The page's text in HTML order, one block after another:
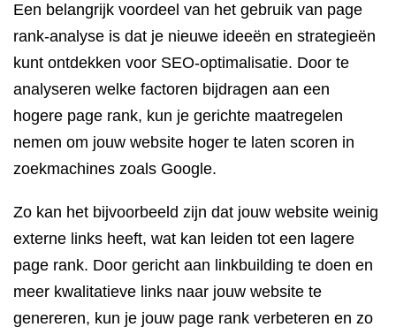
Een belangrijk voordeel van het gebruik van page
rank-analyse is dat je nieuwe ideeën en strategieën
kunt ontdekken voor SEO-optimalisatie. Door te
analyseren welke factoren bijdragen aan een
hogere page rank, kun je gerichte maatregelen
nemen om jouw website hoger te laten scoren in
zoekmachines zoals Google.
Zo kan het bijvoorbeeld zijn dat jouw website weinig
externe links heeft, wat kan leiden tot een lagere
page rank. Door gericht aan linkbuilding te doen en
meer kwalitatieve links naar jouw website te
genereren, kun je jouw page rank verbeteren en zo